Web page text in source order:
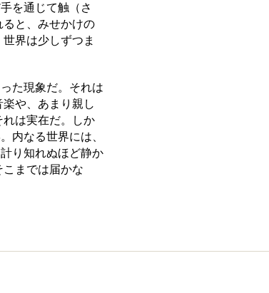
を通じて触（さ
と、みせかけの
界は少しずつま
た現象だ。それは
や、あまり親し
は実在だ。しか
内なる世界には、
り知れぬほど静か
までは届かな